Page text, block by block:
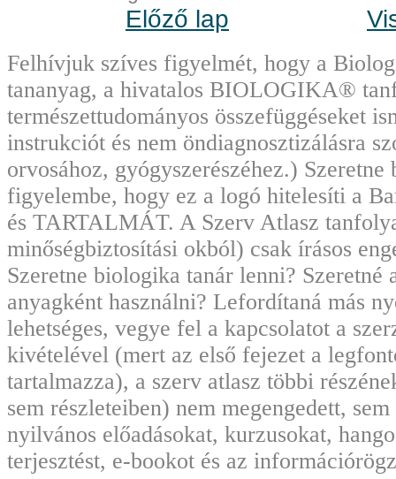
Előző lap
Felhívjuk szíves figyelmét, hogy a
tananyag, a hivatalos BIOLOGIKA®
természettudományos összefüggéseket
instrukciót és nem öndiagnosztizálásra
orvosához, gyógyszerészéhez.)
figyelembe, hogy ez a logó hitelesíti a
és TARTALMÁT. A Szerv Atlasz
minőségbiztosítási okból) csak írásos
Szeretne biologika tanár lenni?
anyagként használni? Lefordítaná más
lehetséges, vegye fel a kapcsolatot a
kivételével (mert az első fejezet a
tartalmazza), a szerv atlasz többi
sem részleteiben) nem megengedett,
nyilvános előadásokat, kurzusokat,
terjesztést, e-bookot és az